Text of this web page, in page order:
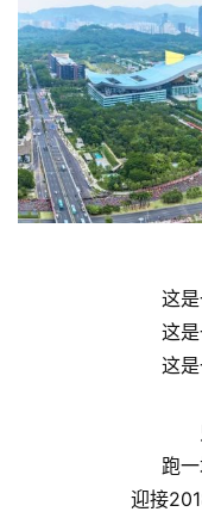
这
这
这
跑
迎接